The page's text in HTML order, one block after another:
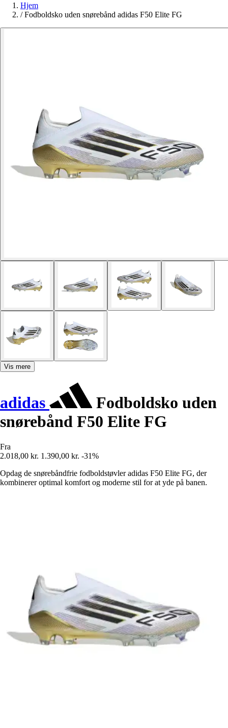
Hjem
/ Fodboldsko uden snørebånd adidas F50 Elite FG
Vis mere
adidas
Fodboldsko uden
snørebånd F50 Elite FG
Fra
2.018,00 kr. 1.390,00 kr. -31%
Opdag de snørebåndfrie fodboldstøvler adidas F50 Elite FG, der
kombinerer optimal komfort og moderne stil for at yde på banen.